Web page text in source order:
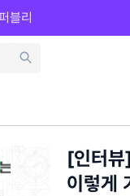
블리
[인터
이렇게